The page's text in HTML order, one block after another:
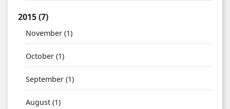
2015(7)
November (1)
October (1)
September (1)
August (1)